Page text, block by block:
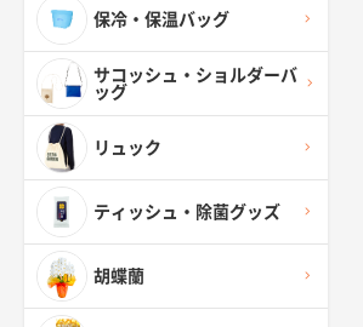
保冷・保温バッグ
サコッシュ・ショルダーバ
ッグ
リュック
ティッシュ・除菌グッズ
胡蝶蘭